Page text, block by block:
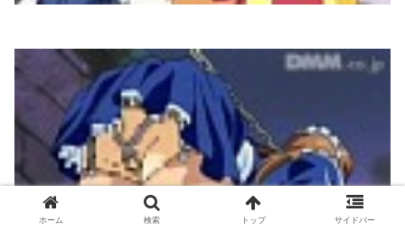
ホーム 検索 トップ サイドバー